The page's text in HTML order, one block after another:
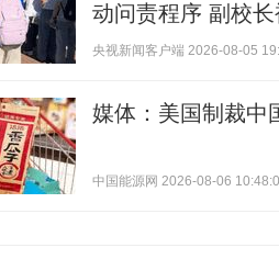
动问责程序 副校
央视新闻客户端 2026-08-05
媒体：美国制裁中
中国能源网 2026-08-06